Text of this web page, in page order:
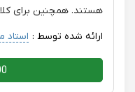
هستند. همچنین برای
ارائه شده توسط : استاد